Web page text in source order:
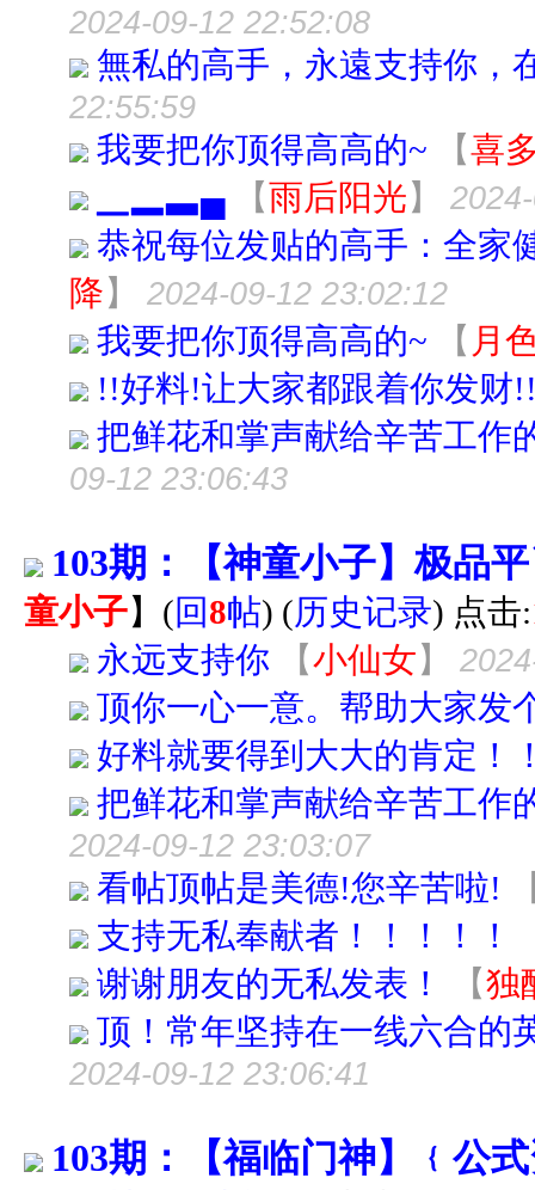
2024-09-12 22:52:08
無私的高手，永遠支持你，
22:55:59
我要把你顶得高高的~ 【喜
▁▂▃▄
【雨后阳光】
恭祝每位发贴的高手：全家
降】 2024-09-12 23:02:12
我要把你顶得高高的~ 【 月
!!好料!让大家都跟着你发财
把鲜花和掌声献给辛苦工作
09-12 23:06:43
103期：【神童小子】极品
童小子】 (回8帖) (历史记录) 点击:
永远支持你
【小仙女】
顶你一心一意。帮助大家发
好料就要得到大大的肯定！
把鲜花和掌声献给辛苦工作
2024-09-12 23:03:07
看帖顶帖是美德!您辛苦啦!
支持无私奉献者！！！！！
谢谢朋友的无私发表！
【独
顶！常年坚持在一线六合的
2024-09-12 23:06:41
103期：【福临门神】﹛公